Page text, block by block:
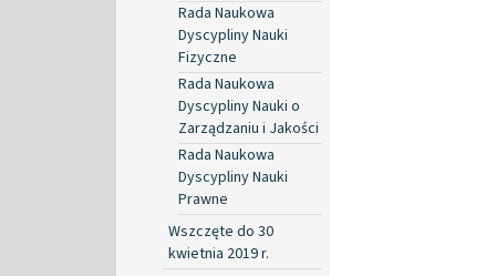
Rada Naukowa
Dyscypliny Nauki
Fizyczne
Rada Naukowa
Dyscypliny Nauki o
Zarządzaniu i Jakości
Rada Naukowa
Dyscypliny Nauki
Prawne
Wszczęte do 30
kwietnia 2019 r.